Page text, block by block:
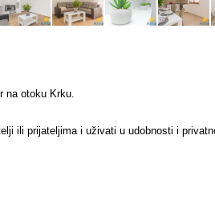
na otoku Krku.
ili prijateljima i uživati u udobnosti i